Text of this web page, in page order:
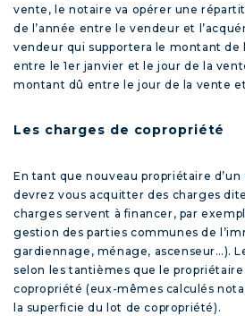
vente, le notaire va opérer une
de l’année entre le vendeur et
vendeur qui supportera le montant de
entre le 1er janvier et le jour de la
montant dû entre le jour de la vente
Les charges de copropriété
En tant que nouveau propriétaire
devrez vous acquitter des charges
charges servent à financer, par
gestion des parties communes de
gardiennage, ménage, ascenseur…).
selon les tantièmes que le
copropriété (eux-mêmes calculés
la superficie du lot de copropriété).